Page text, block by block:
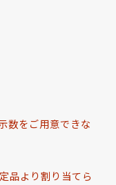
数をご用意できな
品より割り当てら